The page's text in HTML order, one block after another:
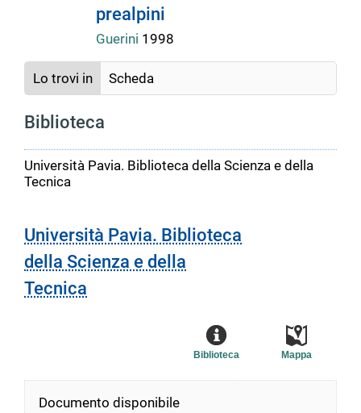
documento
prealpini
Guerini 1998
Lo trovi in Scheda
Biblioteca
Università Pavia. Biblioteca della Scienza e della
Tecnica
Università Pavia. Biblioteca
della Scienza e della
Tecnica
Mappa
Biblioteca
Documento disponibile